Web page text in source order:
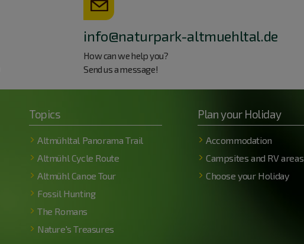
info@naturpark-altmuehltal.de
How can we help you?
Send us a message!
Topics
Altmühltal Panorama Trail
Altmühl Cycle Route
Altmühl Canoe Tour
Fossil Hunting
The Romans
Nature's Treasures
Plan your Holiday
Accommodation
Campsites and RV areas
Choose your Holiday